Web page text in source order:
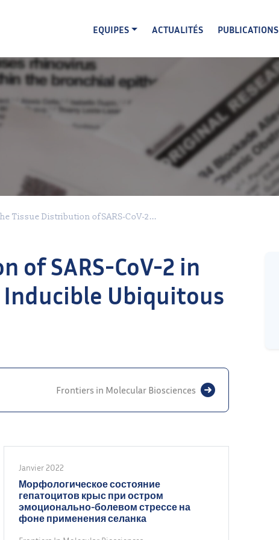
EQUIPES
ACTUALITÉS PUBLICATIONS
Tissue Distribution of SARS-CoV-2...
of SARS-CoV-2 in
Ubiquitous
Frontiers in Molecular Biosciences
Janvier 2022
Морфологическое состояние
гепатоцитов крыс при остром
эмоционально-болевом стрессе на
фоне применения селанка